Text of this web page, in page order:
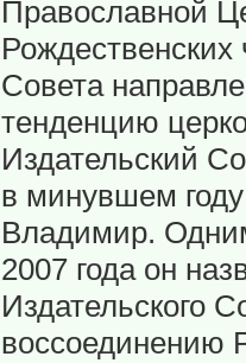
Православной
Рождественских
Совета
тенденцию
Издательский
в минувшем
Владимир.
2007 года он
Издательского
воссоединению